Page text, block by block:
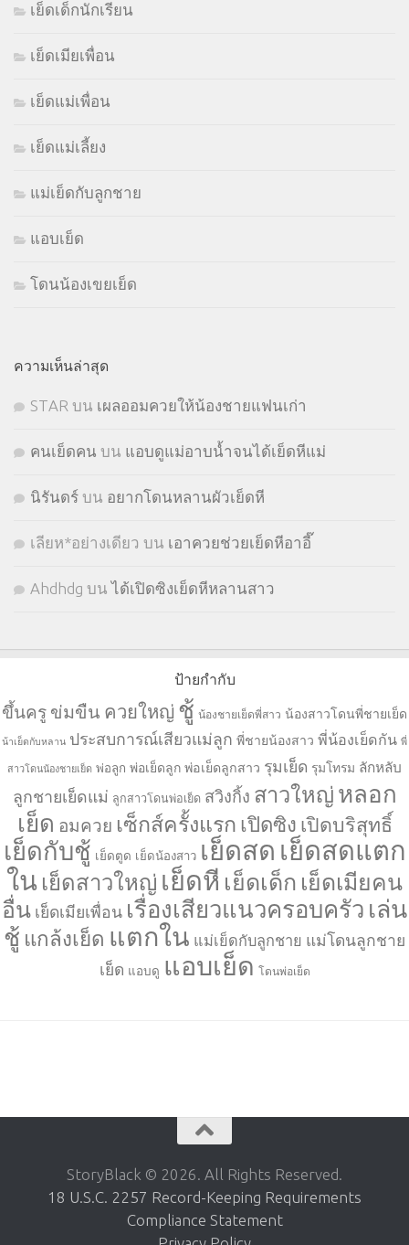
เย็ดเด็กนักเรียน
เย็ดเมียเพื่อน
เย็ดแม่เพื่อน
เย็ดแม่เลี้ยง
แม่เย็ดกับลูกชาย
แอบเย็ด
โดนน้องเขยเย็ด
ความเห็นล่าสุด
STㅤAR บน เผลออมควยให้น้องชายแฟนเก่า
คนเย็ดคน บน แอบดูแม่อาบน้ำจนได้เย็ดหีแม่
นิรันดร์ บน อยากโดนหลานผัวเย็ดหี
เลียห*อย่างเดียว บน เอาควยช่วยเย็ดหีอาอี๊
Ahdhdg บนได้เปิดซิงเย็ดหีหลานสาว
ป้ายกำกับ
ขึ้นครู ข่มขืน ควยใหญ่ ชู้ น้องชายเย็ดพี่สาว น้องสาวโดนพี่ชายเย็ด
น้าเย็ดกับหลาน ประสบการณ์เสียวแม่ลูก พี่ชายน้องสาว พี่น้องเย็ดกัน พี่
สาวโดนน้องชายเย็ด พ่อลูก พ่อเย็ดลูก พ่อเย็ดลูกสาว รุมเย็ด รุมโทรม ลักหลับ
ลูกชายเย็ดแม่ ลูกสาวโดนพ่อเย็ด สวิงกิ้ง สาวใหญ่ หลอก
เย็ด อมควย เซ็กส์ครั้งแรก เปิดซิง เปิดบริสุทธิ์
เย็ดกับชู้ เย็ดตูด เย็ดน้องสาว เย็ดสด เย็ดสดแตก
ใน เย็ดสาวใหญ่ เย็ดหี เย็ดเด็ก เย็ดเมียคน
อื่น เย็ดเมียเพื่อน เรื่องเสียวแนวครอบครัว เล่น
ชู้ แกล้งเย็ด แตกใน แม่เย็ดกับลูกชาย แม่โดนลูกชาย
เย็ด แอบดู แอบเย็ด โดนพ่อเย็ด
StoryBlack © 2026. All Rights Reserved.
18 U.S.C. 2257 Record-Keeping Requirements
Compliance Statement